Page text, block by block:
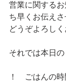
営業に関する
ち早くお伝えさ
どうぞよろしく
それでは本日の
！　ごはんの